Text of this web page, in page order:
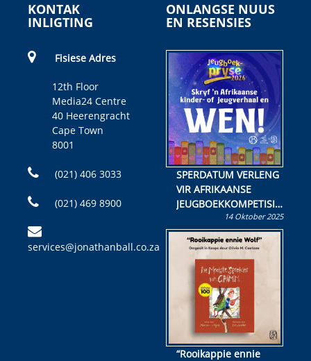
KONTAK
INLIGTING
Fisiese Adres
12th Floor
Media24 Centre
40 Heerengracht
Cape Town
8001
(021) 406 3033
(021) 469 8900
services@jonathanball.co.za
ONLANGSE NUUS
EN RESENSIES
SPERDATUM VERLENG
VIR AFRIKAANSE
JEUGBOEKKOMPETISIE
Skryf ’n jeugboek of
kinderboek en staan ’n
kans om R50 000 te
wen!
14 Oktober 2025
“Rooikappie ennie